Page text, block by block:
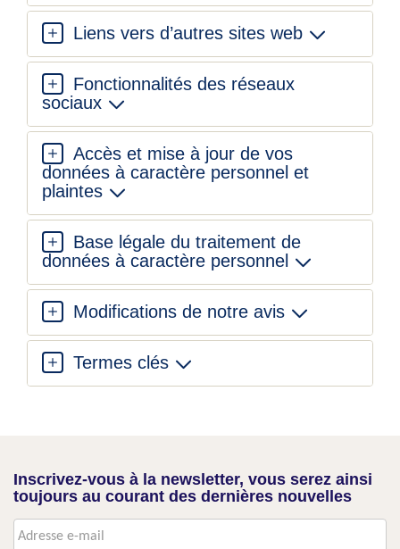
Liens vers d’autres sites web
Fonctionnalités des réseaux
sociaux
Accès et mise à jour de vos
données à caractère personnel et
plaintes
Base légale du traitement de
données à caractère personnel
Modifications de notre avis
Termes clés
Inscrivez-vous à la newsletter, vous serez ainsi
toujours au courant des dernières nouvelles